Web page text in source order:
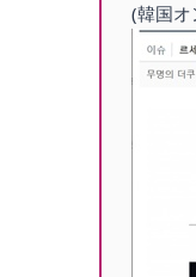
(韓国